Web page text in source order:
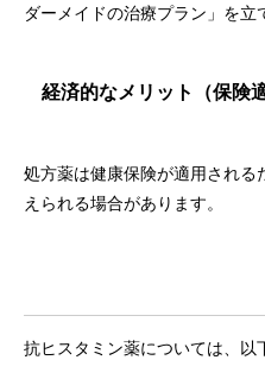
ダーメイドの治療プラン」を立
経済的なメリット（保険適
処方薬は健康保険が適用される
えられる場合があります。
抗ヒスタミン薬については、以